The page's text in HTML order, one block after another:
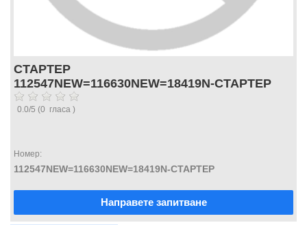
СТАРТЕР
112547NEW=116630NEW=18419N-СТАРТЕР
0.0/5 (0 гласа )
Номер:
112547NEW=116630NEW=18419N-СТАРТЕР
Направете запитване